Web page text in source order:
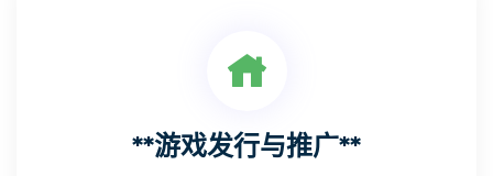
**游戏发行与推广**